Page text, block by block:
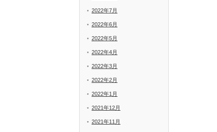
2022年7月
2022年6月
2022年5月
2022年4月
2022年3月
2022年2月
2022年1月
2021年12月
2021年11月